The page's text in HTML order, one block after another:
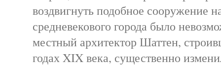
воздвигнуть подобное сооружение
средневекового города было
местный архитектор Шаттен,
годах XIX века, существенно